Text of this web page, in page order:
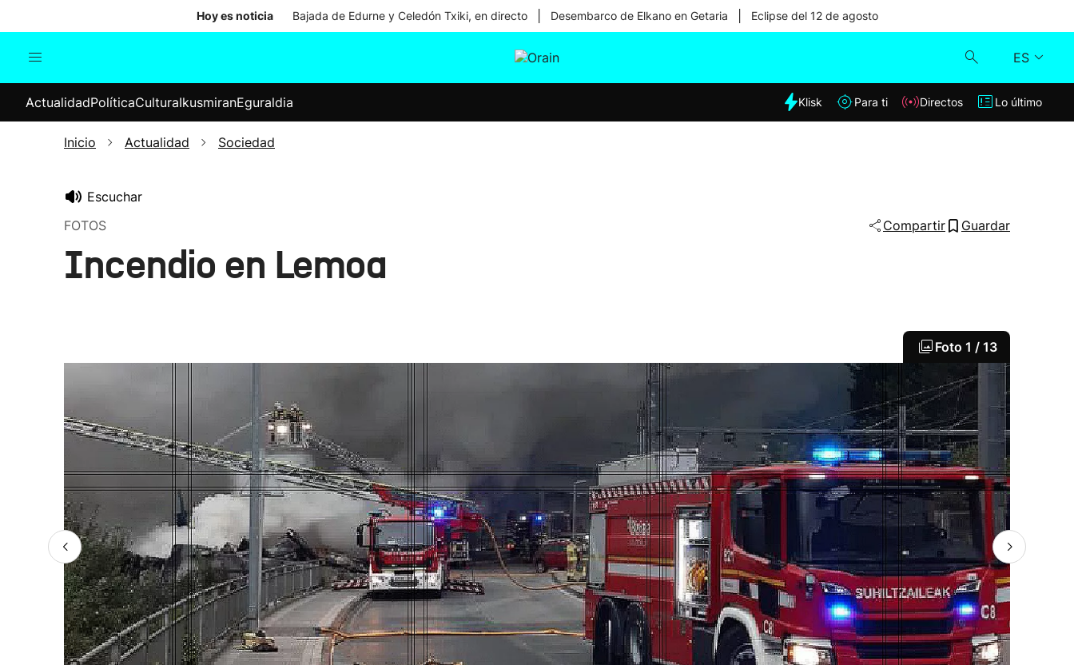
Hoy es noticia Bajada de Edurne y Celedón Txiki, en directo Desembarco de Elkano en Getaria Eclipse del 12 de agosto
ES
Internacional
Elecciones
Klisk
ActualidadPolíticaCulturaIkusmiranEguraldia Klisk Para ti Directos Lo último
Inicio Actualidad Sociedad
Escuchar
FOTOS
Compartir Guardar
Incendio en Lemoa
Foto 1 / 13